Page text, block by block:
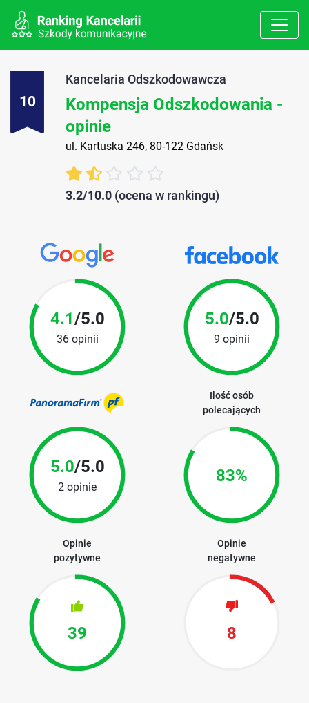
10
Kancelaria Odszkodowawcza
Kompensja Odszkodowania -
opinie
ul. Kartuska 246, 80-122 Gdańsk
3.2/10.0 (ocena w rankingu)
4.1/5.0
36 opinii
5.0/5.0
9 opinii
5.0/5.0
2 opinie
Ilość osób
polecających
83%
Opinie
pozytywne
39
Opinie
negatywne
8